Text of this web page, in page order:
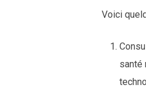
Voici
santé